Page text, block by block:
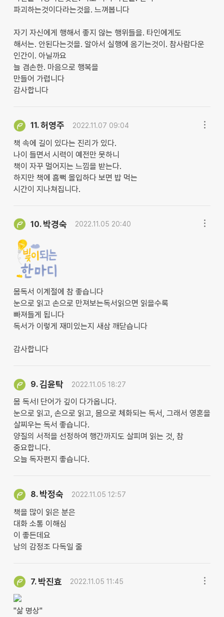
파괴하는것이다라는것을. 느껴봅니다
자기 자신에게 행해서 좋지 않는 행위들을. 타인에게도
해서는. 안된다는것을. 알아서 실행에 옴기는것이. 참사람다운
인간이. 아닐까요
늘 겸손한. 마음으로 행복을
만들어 가렵니다
감사합니다
11.허영주 2022.11.07 09:04
책 속에 길이 있다는 진리가 있다.
나이 들면서 시력이 예전만 못하니
책이 자꾸 멀어지는 느낌을 받는다.
하지만 책에 흠뻑 몰입하다 보면 밥 먹는
시간이 지나쳐집니다.
10. 박경숙 2022.11.05 20:40
몸독서 이계절에 참 좋습니다
눈으로 읽고 손으로 만져보는독서읽으면 읽을수록
빠져들게 됩니다
독서가 이렇게 재미있는지 새삼 깨닫습니다
감사합니다
9.김윤탁 2022.11.05 18:27
몸 독서! 단어가 깊이 다가옵니다.
눈으로 읽고, 손으로 읽고, 몸으로 체화되는 독서, 그래서 영혼을
살찌우는 독서 좋습니다.
양질의 서적을 선정하여 행간까지도 살피며 읽는 것, 참
중요합니다.
오늘 독자편지 좋습니다.
8. 박정숙 2022.11.05 12:57
책을 많이 읽은 분은
대화 소통 이해심
이 좋든데요
남의 감정조 다독일 줄
7. 박진효 2022.11.05 11:45
"삶 명상"